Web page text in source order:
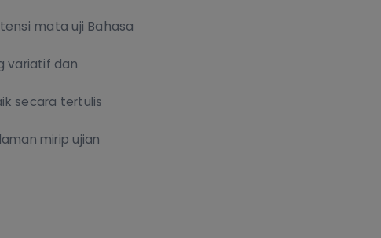
mata uji Bahasa
variatif dan
secara tertulis
mirip ujian